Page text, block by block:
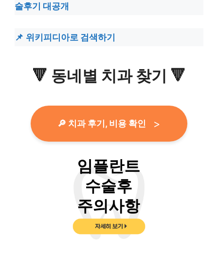
술후기 대공개
위키피디아로 검색하기
🔻 동네별 치과 찾기 🔻
🔎 치과 후기, 비용 확인